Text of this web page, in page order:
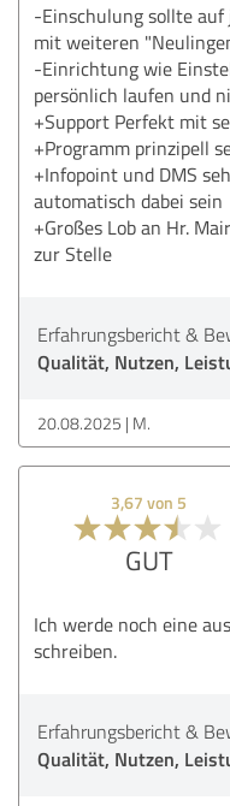
-Einschulung sollte auf
mit weiteren
-Einrichtung wie
persönlich laufen und
+Support Perfekt mit
+Programm prinzipell
+Infopoint und DMS
automatisch dabei sein
+Großes Lob an Hr.
zur Stelle
Erfahrungsbericht &
Qualität, Nutzen,
20.08.2025 M.
3,67 von 5
GUT
Ich werde noch eine
schreiben.
Erfahrungsbericht &
Qualität, Nutzen,